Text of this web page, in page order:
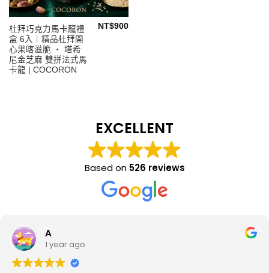
杜拜巧克力馬卡龍禮
盒 6入｜精品杜拜開
心果喀滋脆 ‧ 塔希
尼金芝麻 雙拼法式馬
卡龍 | COCORON
NT$900
EXCELLENT
Based on 526 reviews
A
1 year ago